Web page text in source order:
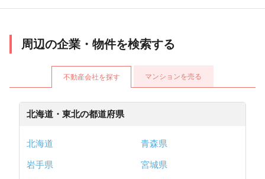
周辺の企業・物件を検索する
不動産会社を探す マンションを売る
北海道・東北の都道府県
北海道
青森県
岩手県
宮城県